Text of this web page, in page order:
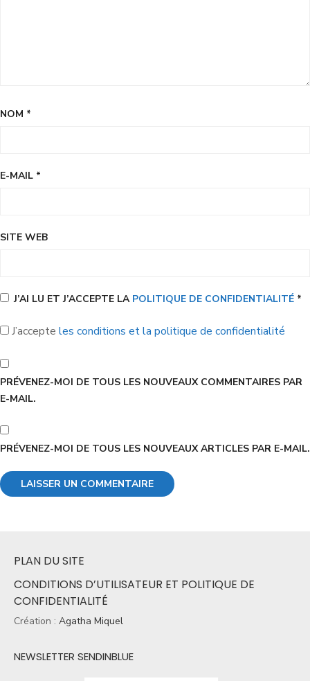
NOM *
E-MAIL *
SITE WEB
J’AI LU ET J’ACCEPTE LA POLITIQUE DE CONFIDENTIALITÉ *
J’accepte les conditions et la politique de confidentialité
PRÉVENEZ-MOI DE TOUS LES NOUVEAUX COMMENTAIRES PAR
E-MAIL.
PRÉVENEZ-MOI DE TOUS LES NOUVEAUX ARTICLES PAR E-MAIL.
PLAN DU SITE
CONDITIONS D’UTILISATEUR ET POLITIQUE DE
CONFIDENTIALITÉ
Création : Agatha Miquel
NEWSLETTER SENDINBLUE